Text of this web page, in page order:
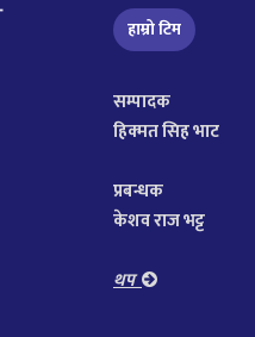
हाम्रो टिम
सम्पादक
हिक्मत सिह भाट
प्रबन्धक
केशव राज भट्ट
थप